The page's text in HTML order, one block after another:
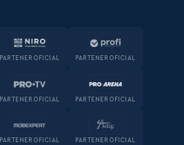
PARTENER OFICIAL PARTENER OFICIAL
PARTENER OFICIAL PARTENER OFICIAL
PARTENER OFICIAL PARTENER OFICIAL